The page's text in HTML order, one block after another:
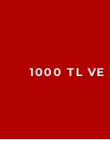
1000 TL VE